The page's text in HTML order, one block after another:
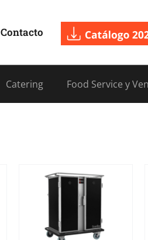
Contacto
Catering Food Service y